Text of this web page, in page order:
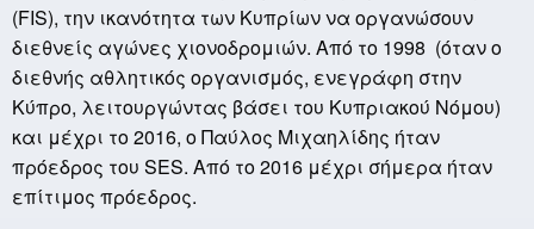
(FIS), την ικανότητα των Κυπρίων να οργανώσουν
διεθνείς αγώνες χιονοδρομιών. Από το 1998 (όταν ο
διεθνής αθλητικός οργανισμός, ενεγράφη στην
Κύπρο, λειτουργώντας βάσει του Κυπριακού Νόμου)
και μέχρι το 2016, ο Παύλος Μιχαηλίδης ήταν
πρόεδρος του SES. Από το 2016 μέχρι σήμερα ήταν
επίτιμος πρόεδρος.